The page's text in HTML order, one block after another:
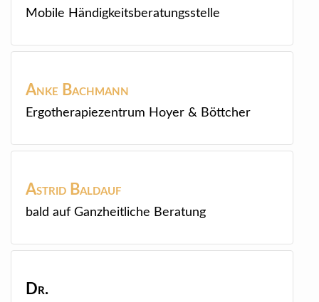
Mobile Händigkeitsberatungsstelle
Anke Bachmann
Ergotherapiezentrum Hoyer & Böttcher
Astrid Baldauf
bald auf Ganzheitliche Beratung
Dr.